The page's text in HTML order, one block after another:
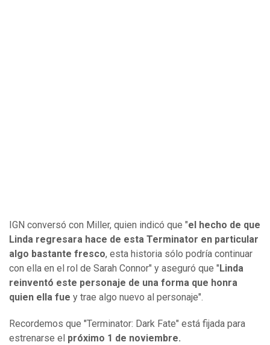
IGN conversó con Miller, quien indicó que "el hecho de que
Linda regresara hace de esta Terminator en particular
algo bastante fresco, esta historia sólo podría continuar
con ella en el rol de Sarah Connor" y aseguró que " Linda
reinventó este personaje de una forma que honra
quien ella fue y trae algo nuevo al personaje".
Recordemos que "Terminator: Dark Fate" está fijada para
estrenarse el próximo 1 de noviembre.